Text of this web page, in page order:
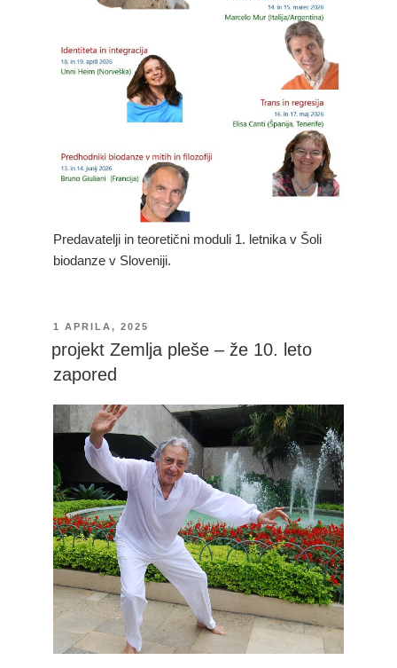
Predavatelji in teoretični moduli 1. letnika v Šoli
biodanze v Sloveniji.
OBJAVLJENO
1 APRILA, 2025
projekt Zemlja pleše – že 10. leto
zapored